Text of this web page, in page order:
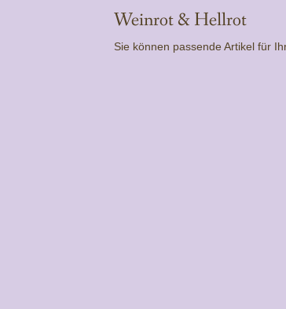
Weinrot & Hellrot
Sie können passende Artikel für